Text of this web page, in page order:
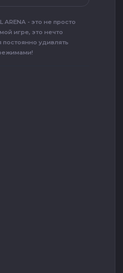
ARENA - это не просто
игре, это нечто
удивлять